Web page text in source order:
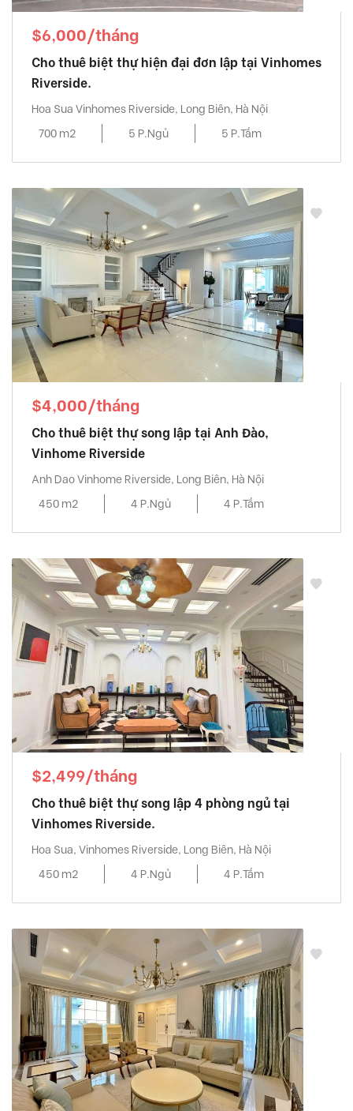
$6,000/tháng
Cho thuê biệt thự hiện đại đơn lập tại Vinhomes
Riverside.
Hoa Sua Vinhomes Riverside, Long Biên, Hà Nội
700 m2
5 P.Ngủ 5 P.Tắm
$4,000/tháng
Cho thuê biệt thự song lập tại Anh Đào,
Vinhome Riverside
Anh Dao Vinhome Riverside, Long Biên, Hà Nội
450 m2
4 P.Ngủ 4 P.Tắm
$2,499/tháng
Cho thuê biệt thự song lập 4 phòng ngủ tại
Vinhomes Riverside.
Hoa Sua, Vinhomes Riverside, Long Biên, Hà Nội
450 m2
4 P.Ngủ 4 P.Tắm